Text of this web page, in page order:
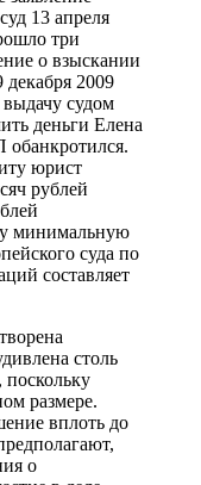
13 апреля
три
о взыскании
2009
судом
деньги Елена
юрист
рублей
минимальную
суда по
составляет
столь
размере.
вплоть до
о